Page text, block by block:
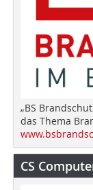
„BS
das Thema
CS